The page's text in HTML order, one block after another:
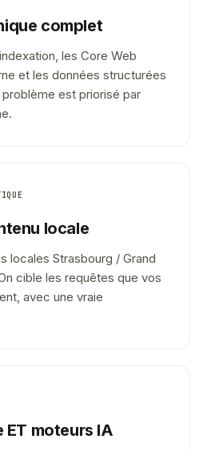
complet
les Core Web
et les données structurées
est priorisé par
locale
locales Strasbourg / Grand
cible les requêtes que vos
avec une vraie
moteurs IA